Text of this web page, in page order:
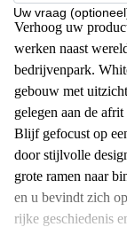
Uw vraag
Verhoog uw
werken naast
bedrijvenpark.
gebouw met
gelegen aan de
Blijf gefocust op
door stijlvolle
grote ramen naar
en u bevindt zich
rijke geschiedenis